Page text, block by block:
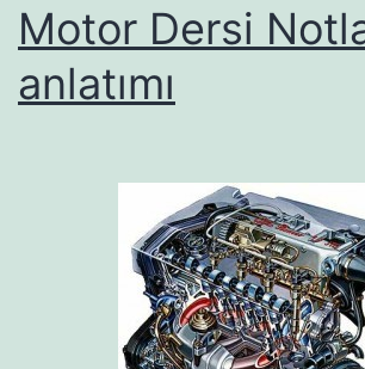
Motor Dersi
anlatımı